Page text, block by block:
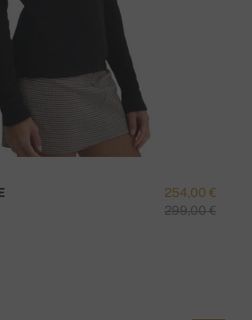
254,00 €
299,00 €